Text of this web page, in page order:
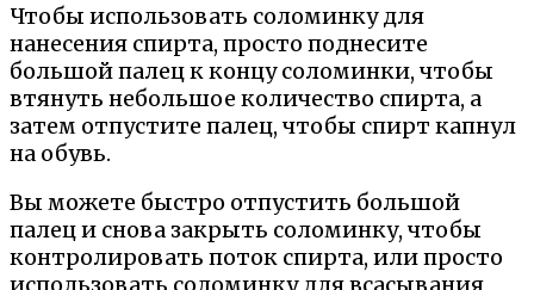
Чтобы использовать соломинку для
нанесения спирта, просто поднесите
большой палец к концу соломинки, чтобы
втянуть небольшое количество спирта, а
затем отпустите палец, чтобы спирт капнул
на обувь.
Вы можете быстро отпустить большой
палец и снова закрыть соломинку, чтобы
контролировать поток спирта, или просто